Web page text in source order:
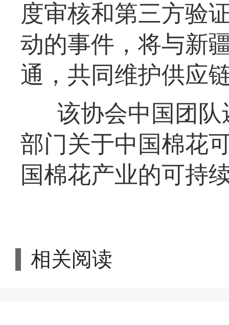
度审核和第三方验
动的事件，将与新
通，共同维护供应
该协会中国团
部门关于中国棉花
国棉花产业的可持
相关阅读